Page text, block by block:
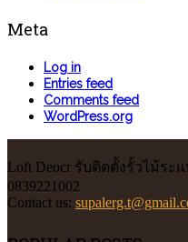
Meta
Log in
Entries feed
Comments feed
WordPress.org
Loft Deocr รับติดตั้งรั้วไม้ระ
0839221002
Contact us: